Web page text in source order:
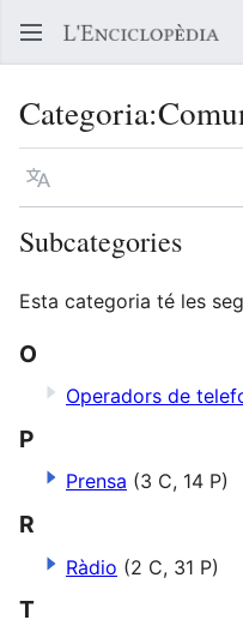
Categoria:
Llegir en un atre idioma
Subcategories
Esta categoria té les
O
Operadors de
P
Prensa (3 C, 14 P)
R
Ràdio (2 C, 31 P)
T